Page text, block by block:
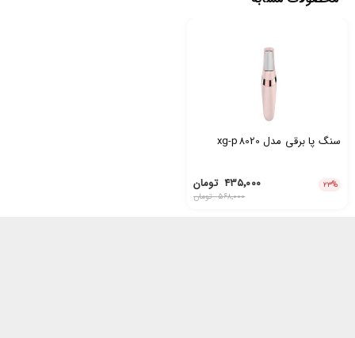
سنگ پا برقی مدل xg-p8020
۲۳% ۴۳۵٬۰۰۰ تومان
۵۶۸٬۰۰۰تومان